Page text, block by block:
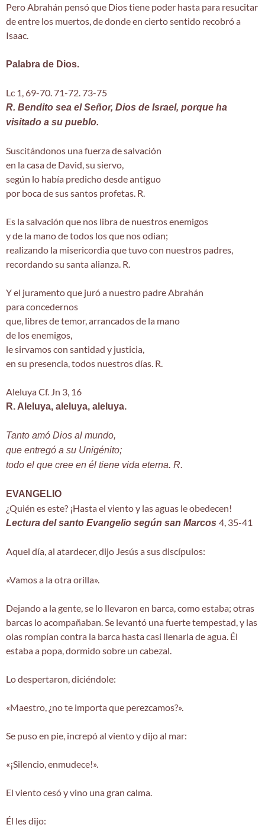
Pero Abrahán pensó que Dios tiene poder hasta para resucitar
de entre los muertos, de donde en cierto sentido recobró a
Isaac.
Palabra de Dios.
Lc 1, 69-70. 71-72. 73-75
R. Bendito sea el Señor, Dios de Israel, porque ha
visitado a su pueblo.
Suscitándonos una fuerza de salvación
en la casa de David, su siervo,
según lo había predicho desde antiguo
por boca de sus santos profetas. R.
Es la salvación que nos libra de nuestros enemigos
y de la mano de todos los que nos odian;
realizando la misericordia que tuvo con nuestros padres,
recordando su santa alianza. R.
Y el juramento que juró a nuestro padre Abrahán
para concedernos
que, libres de temor, arrancados de la mano
de los enemigos,
le sirvamos con santidad y justicia,
en su presencia, todos nuestros días. R.
Aleluya Cf. Jn 3, 16
R. Aleluya, aleluya, aleluya.
Tanto amó Dios al mundo,
que entregó a su Unigénito;
todo el que cree en él tiene vida eterna. R.
EVANGELIO
¿Quién es este? ¡Hasta el viento y las aguas le obedecen!
Lectura del santo Evangelio según san Marcos 4, 35-41
Aquel día, al atardecer, dijo Jesús a sus discípulos:
«Vamos a la otra orilla».
Dejando a la gente, se lo llevaron en barca, como estaba; otras
barcas lo acompañaban. Se levantó una fuerte tempestad, y las
olas rompían contra la barca hasta casi llenarla de agua. Él
estaba a popa, dormido sobre un cabezal.
Lo despertaron, diciéndole:
«Maestro, ¿no te importa que perezcamos?».
Se puso en pie, increpó al viento y dijo al mar:
«¡Silencio, enmudece!».
El viento cesó y vino una gran calma.
Él les dijo: